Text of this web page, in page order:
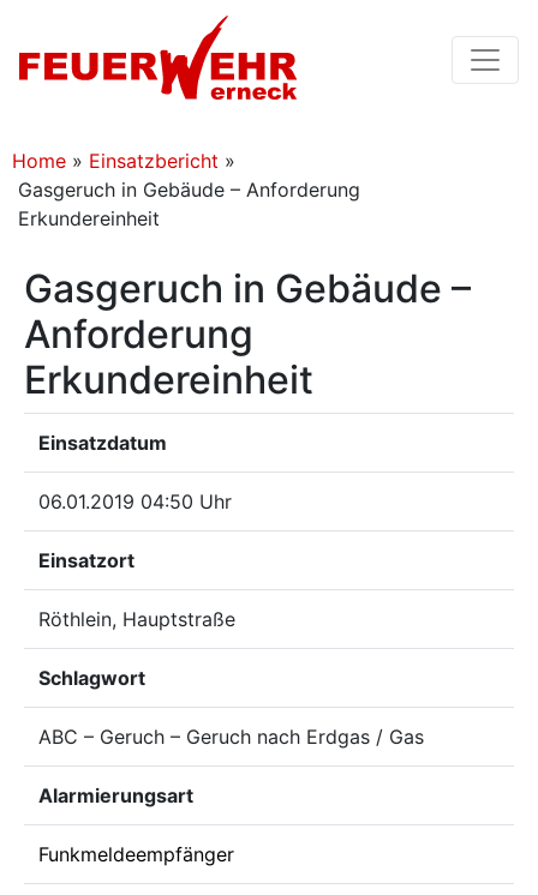
Home » Einsatzbericht »
Gasgeruch in Gebäude – Anforderung
Erkundereinheit
Gasgeruch in Gebäude –
Anforderung
Erkundereinheit
Einsatzdatum
06.01.2019 04:50 Uhr
Einsatzort
Röthlein, Hauptstraße
Schlagwort
ABC – Geruch – Geruch nach Erdgas / Gas
Alarmierungsart
Funkmeldeempfänger